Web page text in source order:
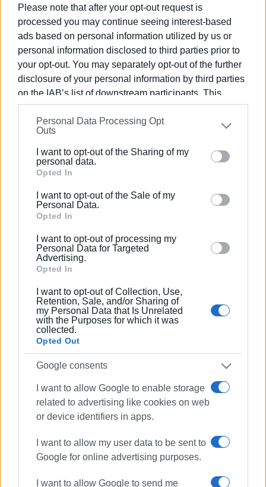
Please note that after your opt-out request is
processed you may continue seeing interest-based
ads based on personal information utilized by us or
personal information disclosed to third parties prior to
your opt-out. You may separately opt-out of the further
disclosure of your personal information by third parties
on the IAB’s list of downstream participants. This
information may also be disclosed by us to third parties
on theIAB’s List of Downstream Participants
that may
further disclose it to other third parties.
Please note that this website/app uses one or more
Google services and may gather and store information
behaviour. You may click to grant or deny consent to
Google and its third-party tags to use your data for
section.
Personal Data Processing Opt
Outs
I want to opt-out of the Sharing of my
personal data.
Opted In
I want to opt-out of the Sale of my
Personal Data.
Opted In
I want to opt-out of processing my
Personal Data for Targeted
Advertising.
Opted In
I want to opt-out of Collection, Use,
Retention, Sale, and/or Sharing of
my Personal Data that Is Unrelated
with the Purposes for which it was
collected.
Opted Out
Google consents
I want to allow Google to enable storage
related to advertising like cookies on web
or device identifiers in apps.
I want to allow my user data to be sent to
Google for online advertising purposes.
I want to allow Google to send me
"Oι Σέρβοι στην Κέρκυρα"
23 ΜΑΪ́ΟΥ 2024/14:57
Εκδήλωση «Μανιτάρι, καρπός του
δάσους, ελιξίριο υγείας»
Γαστρονομικό Φεστιβάλ Κέρκυρας
«θησαυροί» της κερκυραϊκής γης
20 ΙΑΝΟΥΑΡΊΟΥ 2023
Συνάντηση της Οργανωτικής
Επιτροπής του 5ου Γαστρονομικού
02 ΔΕΚΕΜΒΡΊΟΥ 2022 15:29
Οι τοπικές κουζίνες θερμαίνουν την
26 ΣΕΠΤΕΜΒΡΊΟΥ 2022
Ολοκληρώθηκαν οι εκδηλώσεις στο
Corfu Food -Wine festival
Όλα έτοιμα για το Γαστρονομικό
Φεστιβάλ Κέρκυρας!